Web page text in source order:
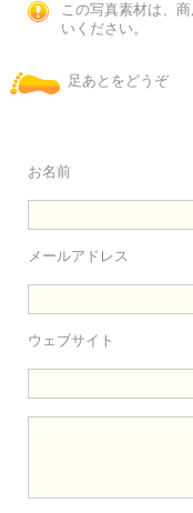
この写真素材は、
いください。
足あとをどうぞ
お名前
メールアドレス
ウェブサイト